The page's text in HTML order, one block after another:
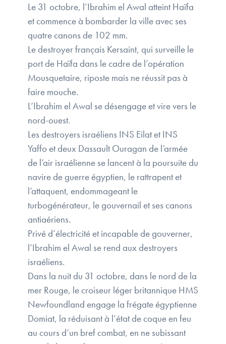
Le 31 octobre, l’Ibrahim el Awal atteint Haïfa
et commence à bombarder la ville avec ses
quatre canons de 102 mm.
Le destroyer français Kersaint, qui surveille le
port de Haïfa dans le cadre de l’opération
Mousquetaire, riposte mais ne réussit pas à
faire mouche.
L’Ibrahim el Awal se désengage et vire vers le
nord-ouest.
Les destroyers israéliens INS Eilat et INS
Yaffo et deux Dassault Ouragan de l’armée
de l’air israélienne se lancent à la poursuite du
navire de guerre égyptien, le rattrapent et
l’attaquent, endommageant le
turbogénérateur, le gouvernail et ses canons
antiaériens.
Privé d’électricité et incapable de gouverner,
l’Ibrahim el Awal se rend aux destroyers
israéliens.
Dans la nuit du 31 octobre, dans le nord de la
mer Rouge, le croiseur léger britannique HMS
Newfoundland engage la frégate égyptienne
Domiat, la réduisant à l’état de coque en feu
au cours d’un bref combat, en ne subissant